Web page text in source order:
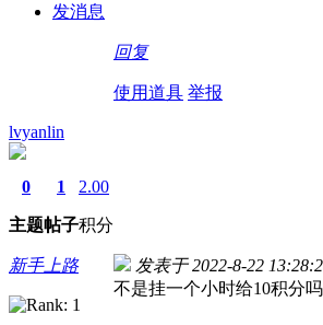
发消息
回复
使用道具 举报
lvyanlin
0
主题
1
帖子
2.00
积分
新手上路 发表于 2022-8-22
不是挂一个小时给10积分